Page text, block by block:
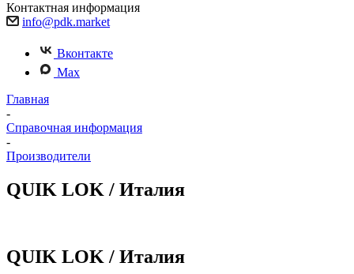
Контактная информация
info@pdk.market
Вконтакте
Max
Главная
-
Справочная информация
-
Производители
QUIK LOK / Италия
QUIK LOK / Италия